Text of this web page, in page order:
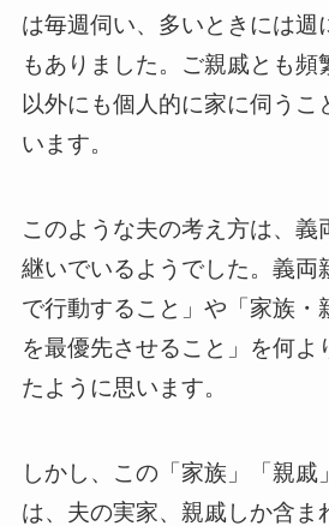
は毎週伺い、多いときには週
もありました。ご親戚とも頻
以外にも個人的に家に伺うこ
います。
このような夫の考え方は、義
継いでいるようでした。義両
で行動すること」や「家族・
を最優先させること」を何よ
たように思います。
しかし、この「家族」「親戚
は、夫の実家、親戚しか含ま